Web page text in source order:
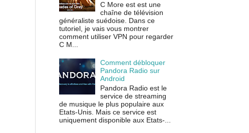
C More est est une
chaîne de télévision
généraliste suédoise. Dans ce
tutoriel, je vais vous montrer
comment utiliser VPN pour regarder
C M...
Comment débloquer
Pandora Radio sur
Android
Pandora Radio est le
service de streaming
de musique le plus populaire aux
Etats-Unis. Mais ce service est
uniquement disponible aux Etats-...